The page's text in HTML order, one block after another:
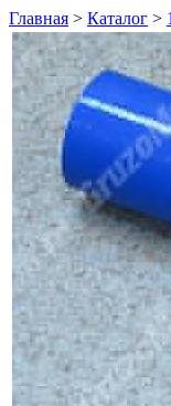
Главная > Каталог >